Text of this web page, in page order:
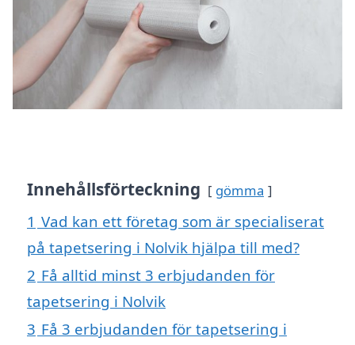
Innehållsförteckning gömma
1 Vad kan ett företag som är specialiserat
på tapetsering i Nolvik hjälpa till med?
2 Få alltid minst 3 erbjudanden för
tapetsering i Nolvik
3 Få 3 erbjudanden för tapetsering i